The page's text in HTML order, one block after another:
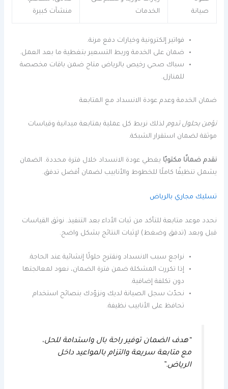
صيانة
الخدمات
منشآت كبيرة
فواتير إلكترونية وخيارات دفع مرنة.
ضمان على الخدمة وربط التسعير بتغطية ما بعد العمل.
سباك صحي رخيص بالرياض متاح ضمن باقات مخصصة
للمنازل.
ضمان الخدمة وعدم عودة الانسداد مع المتابعة
نؤمن بحلول تدوم لذلك نربط كل عملية بمتابعة ميدانية وقياسات
موثقة لضمان استقرار الشبكة.
نقدم ضمانًا مكتوبًا يغطي عودة الانسداد خلال فترة محددة. الضمان
يشمل تنظيفًا كاملًا للخطوط والأنابيب لضمان أفضل تدفق.
تسليك مجاري بالرياض
نحدد موعد متابعة للتأكد من ثبات الأداء بعد التنفيذ. نوثق القياسات
قبل وبعد (تدفق وضغط) لإثبات النتائج بشكل واضح.
نراجع سبب الانسداد ونقترح حلولًا إنشائية عند الحاجة.
إذا تكررت المشكلة ضمن فترة الضمان، نعود لمعالجتها
دون تكلفة إضافية.
نحدّث سجل الصيانة لديك ونزوّدك بنصائح استخدام
تحافظ على الأنابيب نظيفة.
“هدف الضمان توفير راحة بال واستدامة للحل،
مع متابعة سريعة والتزام بالمواعيد داخل
الرياض.”